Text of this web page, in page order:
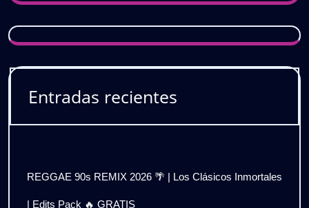
Entradas recientes
REGGAE 90s REMIX 2026 🌴 | Los Clásicos Inmortales
| Edits Pack 🔥 GRATIS